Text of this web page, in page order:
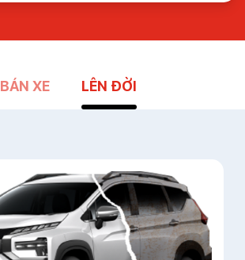
BÁN XE LÊN ĐỜI